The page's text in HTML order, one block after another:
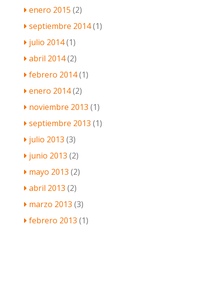
enero 2015 (2)
septiembre 2014(1)
julio 2014(1)
abril 2014(2)
febrero 2014(1)
enero 2014(2)
noviembre 2013 (1)
septiembre 2013 (1)
julio 2013 (3)
junio 2013 (2)
mayo 2013 (2)
abril 2013 (2)
marzo 2013 (3)
febrero 2013 (1)